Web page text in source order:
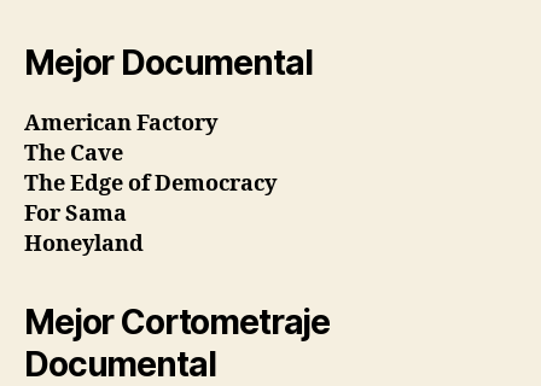
Mejor Documental
American Factory
The Cave
The Edge of Democracy
For Sama
Honeyland
Mejor Cortometraje
Documental